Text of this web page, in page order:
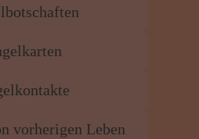
vorherigen Leben